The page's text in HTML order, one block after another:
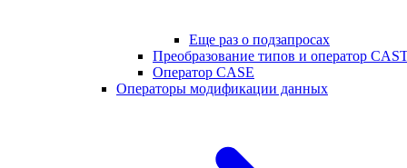
Еще раз о подзапросах
Преобразование типов и оператор
Оператор CASE
Операторы модификации данных